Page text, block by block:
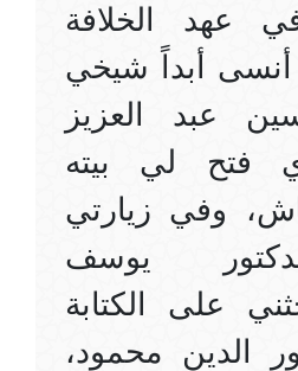
عهد الخلافة
أنسى أبداً شيخي
عبد العزيز
فتح لي بيته
وفي زيارتي
يوسف
على الكتابة
الدين محمود،